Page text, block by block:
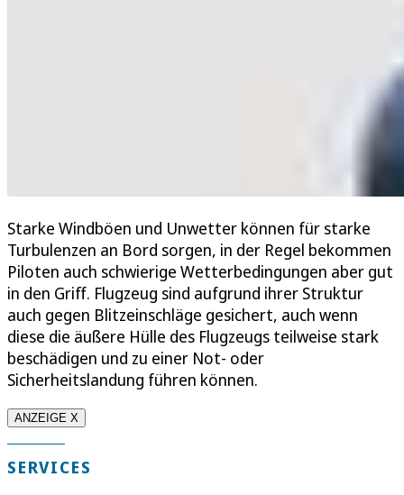
Starke Windböen und Unwetter können für starke
Turbulenzen an Bord sorgen, in der Regel bekommen
Piloten auch schwierige Wetterbedingungen aber gut
in den Griff. Flugzeug sind aufgrund ihrer Struktur
auch gegen Blitzeinschläge gesichert, auch wenn
diese die äußere Hülle des Flugzeugs teilweise stark
beschädigen und zu einer Not- oder
Sicherheitslandung führen können.
ANZEIGE X
SERVICES